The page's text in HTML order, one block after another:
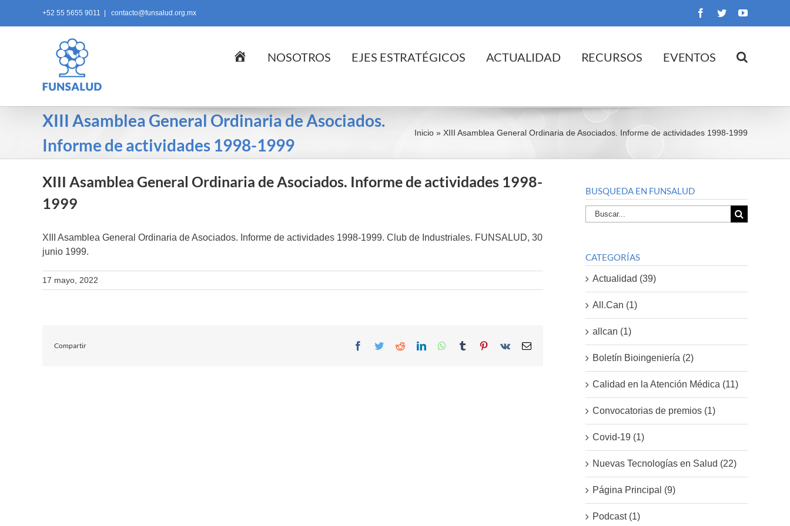
+52 55 5655 9011 contacto@funsalud.org.mx Facebook
TwitterYouTube
InicioNOSOTROS EJES ESTRATÉGICOS ACTUALIDAD RECURSOS EVENTOS
XIII Asamblea General Ordinaria de Asociados.
Informe de actividades 1998-1999
Inicio » XIII Asamblea General Ordinaria de Asociados. Informe de actividades 1998-1999
XIII Asamblea General Ordinaria de Asociados. Informe de actividades 1998-
1999
XIII Asamblea General Ordinaria de Asociados. Informe de actividades 1998-1999. Club de Industriales. FUNSALUD, 30
junio 1999.
17 mayo, 2022
Compartir Facebook
TwitterRedditLinkedInWhatsApp
Tumblr Pinterest
Vk Email
BUSQUEDA EN FUNSALUD
Buscar
por:
CATEGORÍAS
Actualidad (39)
All.Can (1)
allcan (1)
Boletín Bioingeniería (2)
Calidad en la Atención Médica (11)
Convocatorias de premios (1)
Covid-19 (1)
Nuevas Tecnologías en Salud (22)
Página Principal (9)
Podcast (1)